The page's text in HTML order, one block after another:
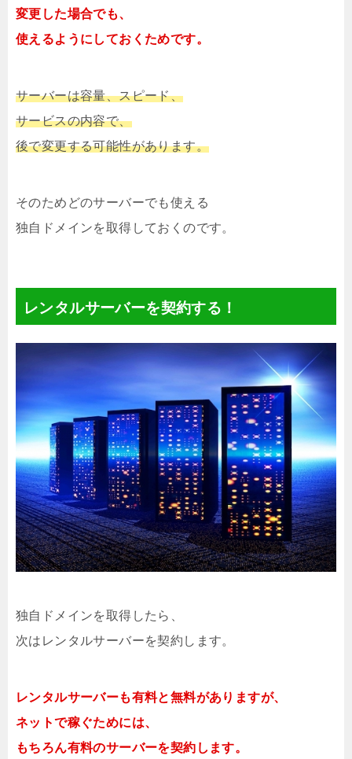
変更した場合でも、
使えるようにしておくためです。
サーバーは容量、スピード、
サービスの内容で、
後で変更する可能性があります。
そのためどのサーバーでも使える
独自ドメインを取得しておくのです。
レンタルサーバーを契約する！
独自ドメインを取得したら、
次はレンタルサーバーを契約します。
レンタルサーバーも有料と無料がありますが、
ネットで稼ぐためには、
もちろん有料のサーバーを契約します。